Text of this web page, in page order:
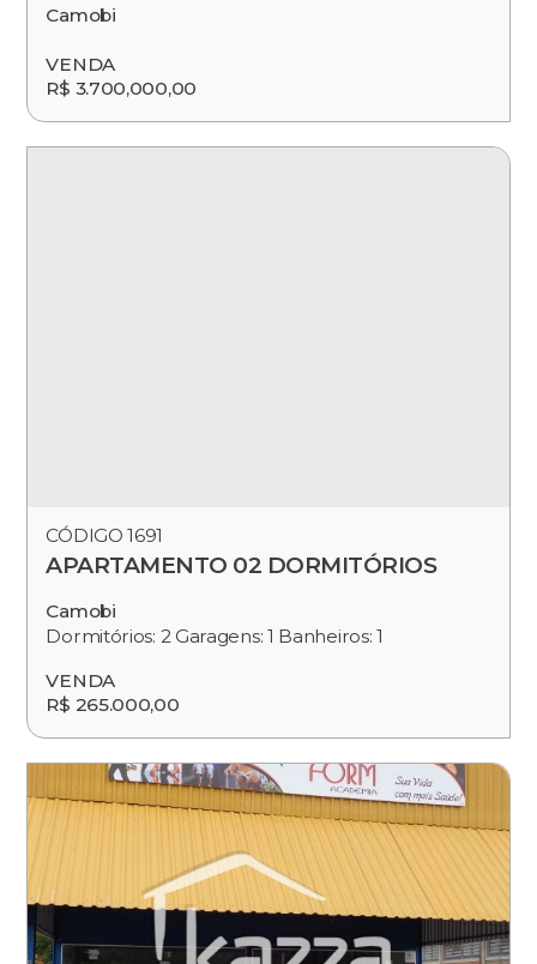
Camobi
VENDA
R$ 3.700,000,00
CÓDIGO 1691
APARTAMENTO 02 DORMITÓRIOS
Camobi
Dormitórios: 2 Garagens: 1 Banheiros: 1
VENDA
R$ 265.000,00